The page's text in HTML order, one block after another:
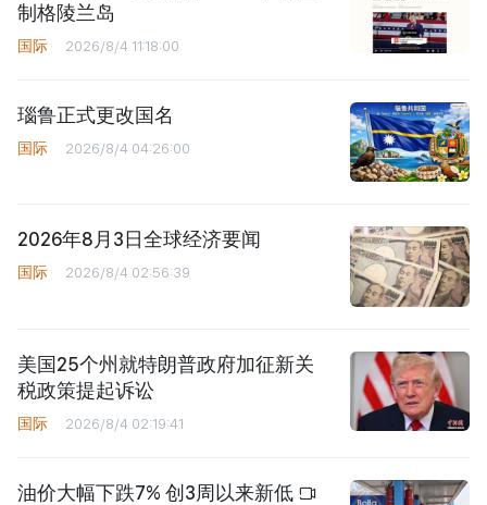
制格陵兰岛
国际 2026/8/4 11:18:00
瑙鲁正式更改国名
国际 2026/8/4 04:26:00
2026年8月3日全球经济要闻
国际 2026/8/4 02:56:39
美国25个州就特朗普政府加征新关
税政策提起诉讼
国际 2026/8/4 02:19:41
油价大幅下跌7% 创3周以来新低